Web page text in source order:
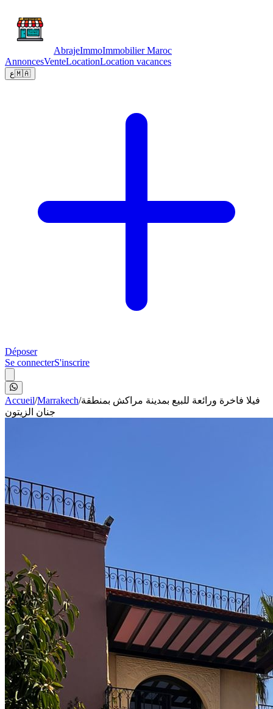
AbrajeImmoImmobilier Maroc
AnnoncesVenteLocationLocation vacances
ع🇲🇦
Déposer
Se connecterS'inscrire
Accueil/Marrakech/فيلا فاخرة ورائعة للبيع بمدينة مراكش بمنطقة
جنان الزيتون